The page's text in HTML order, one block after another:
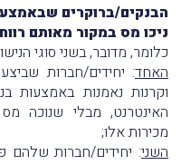
הבנקים/ברוקרים
ניכו מס במקור מאותם
כלומר, מדובר, בשני סוגי
האחד: יחידים/חברות
וקרנות נאמנות באמצעות
האינטרנט, מבלי שנוכה מס
מכירות אלו;
השני: יחידים/חברות שלהם